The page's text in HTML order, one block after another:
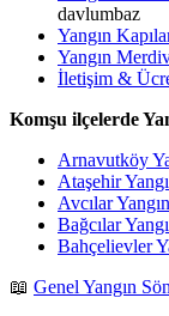
davlumbaz
Yangın
Yangın
İletişim &
Komşu ilçelerde
Arnavutköy
Ataşehir
Avcılar
Bağcılar
Bahçelievler
📖 Genel Yangın